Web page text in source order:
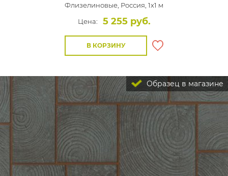
Флизелиновые, Россия, 1x1 м
Цена:
5 255 руб.
В КОРЗИНУ
Образец в магазине